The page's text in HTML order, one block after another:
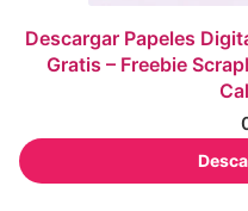
Descargar Papeles
Gratis – Freebie